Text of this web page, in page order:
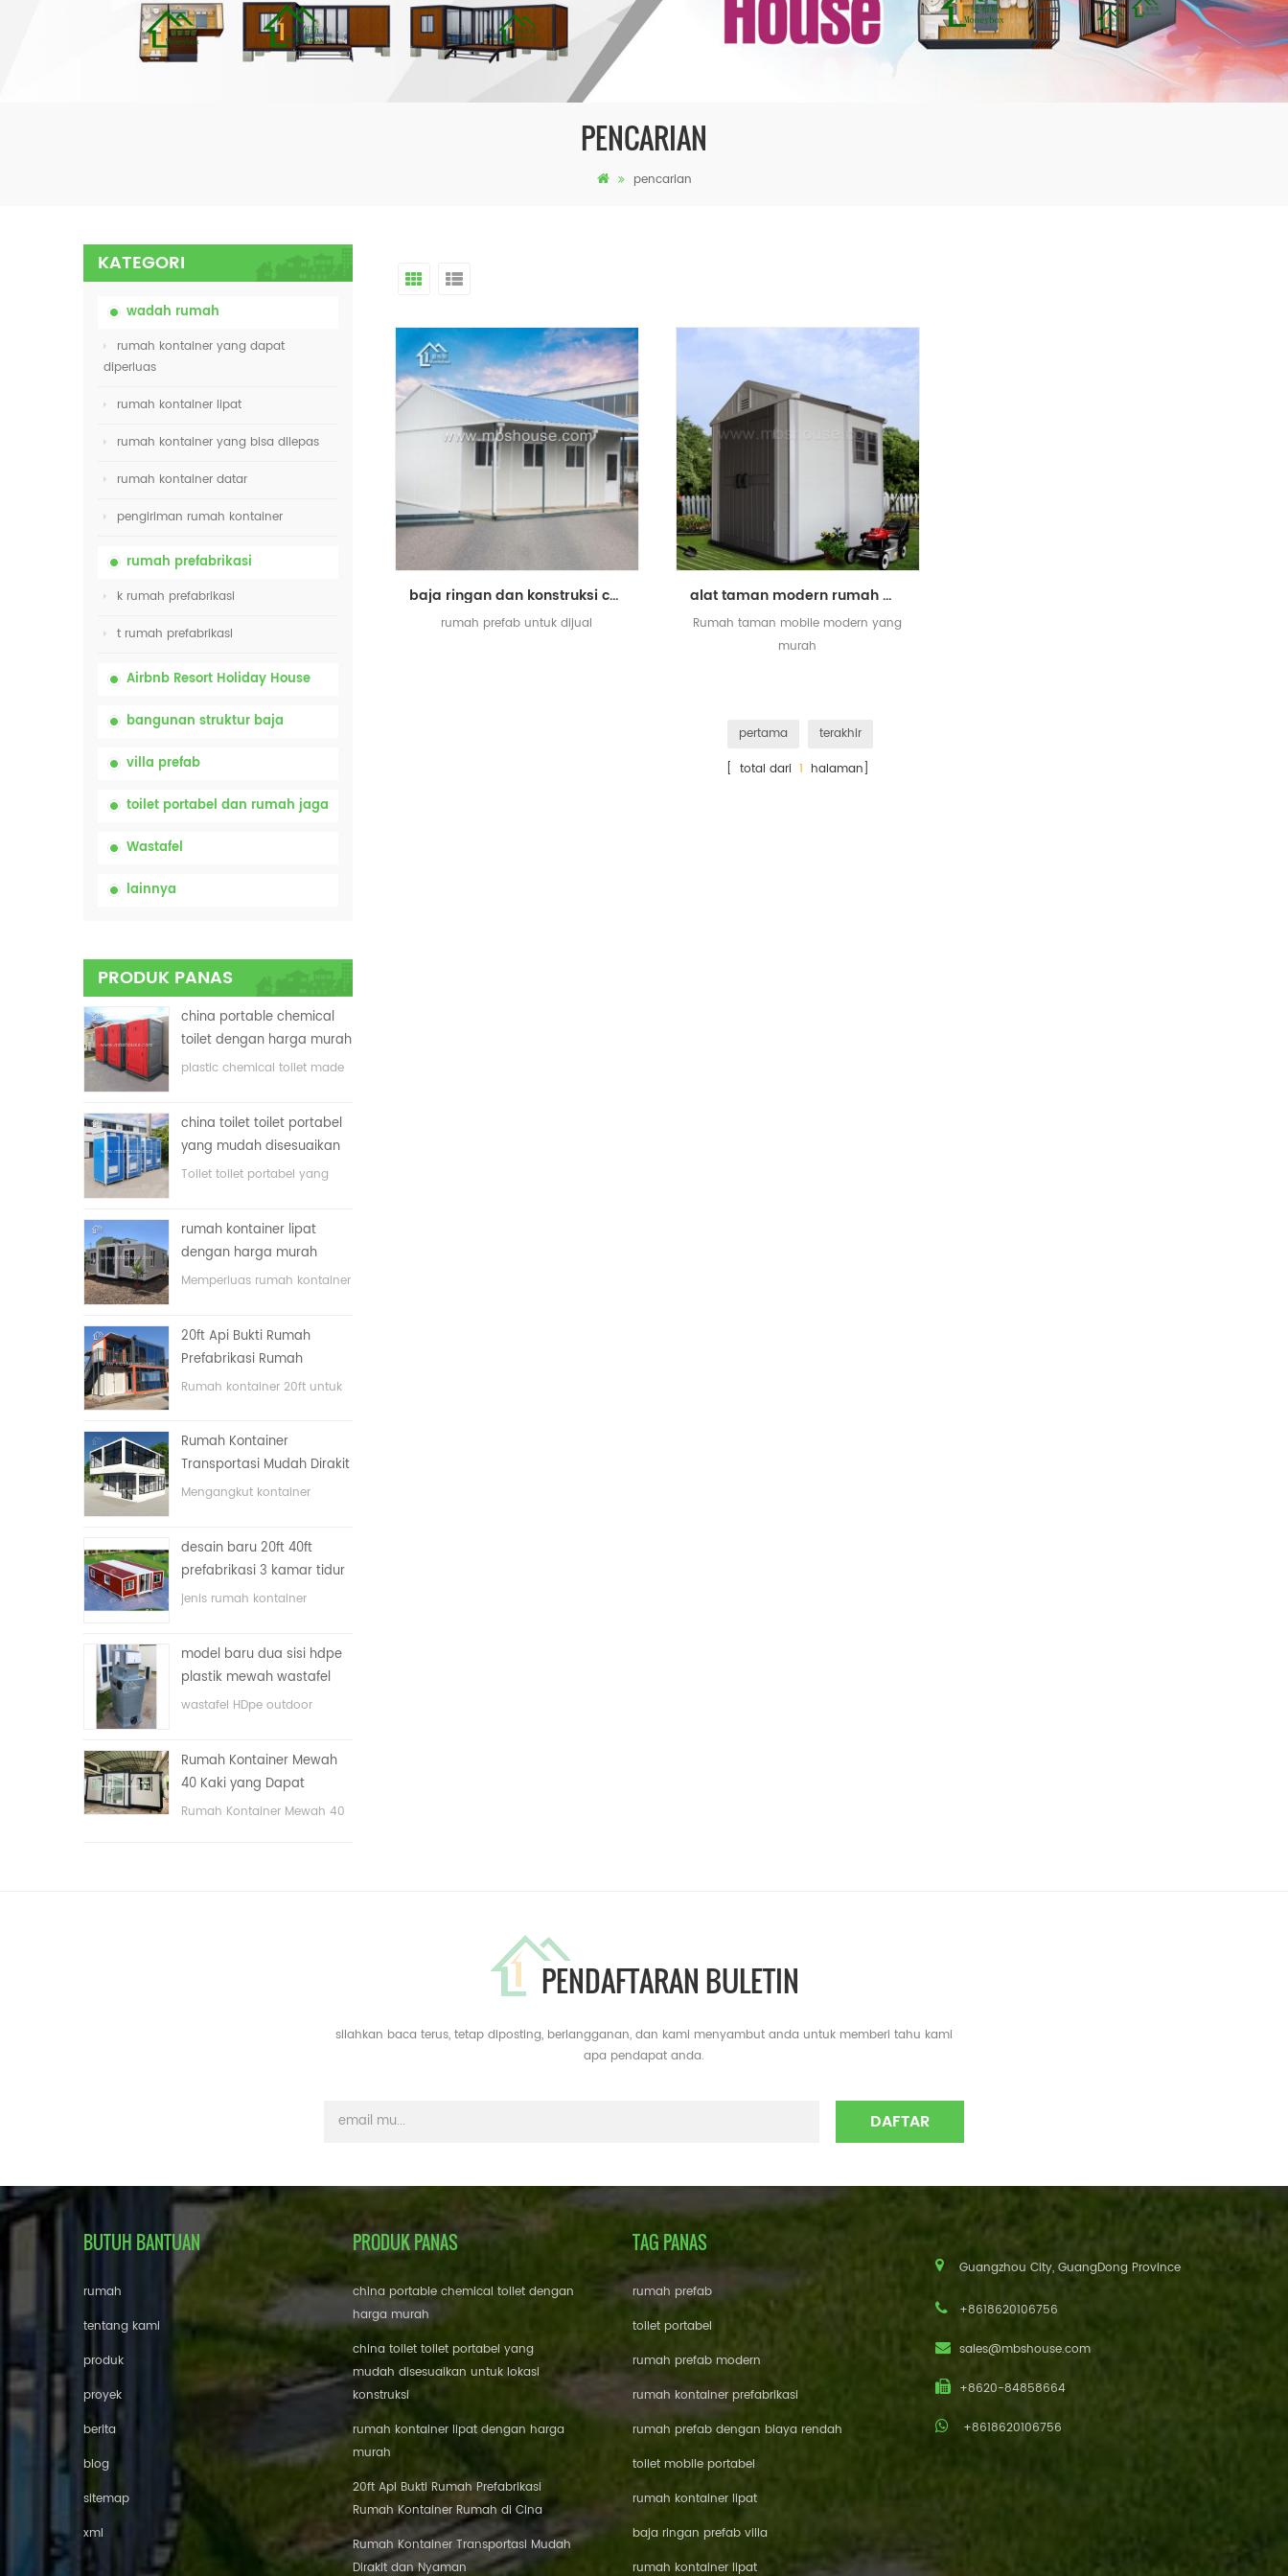
PENCARIAN
pencarian
KATEGORI
wadah rumah
rumah kontainer yang dapat
diperluas
rumah kontainer lipat
rumah kontainer yang bisa dilepas
rumah kontainer datar
pengiriman rumah kontainer
rumah prefabrikasi
k rumah prefabrikasi
t rumah prefabrikasi
Airbnb Resort Holiday House
bangunan struktur baja
villa prefab
toilet portabel dan rumah jaga
Wastafel
lainnya
PRODUK PANAS
china portable chemical
toilet dengan harga murah
plastic chemical toilet made
china toilet toilet portabel
yang mudah disesuaikan
untuk lokasi konstruksi
Toilet toilet portabel yang
rumah kontainer lipat
dengan harga murah
Memperluas rumah kontainer
20ft Api Bukti Rumah
Prefabrikasi Rumah
Kontainer Rumah di Cina
Rumah kontainer 20ft untuk
Rumah Kontainer
Transportasi Mudah Dirakit
dan Nyaman
Mengangkut kontainer
desain baru 20ft 40ft
prefabrikasi 3 kamar tidur
rumah kontainer kecil
jenis rumah kontainer
kamar tidur, satu kamar
mandi dan dengan sistem
listrik.
model baru dua sisi hdpe
plastik mewah wastafel
kamar mandi umum
wastafel HDpe outdoor
nbsp;
Rumah Kontainer Mewah
40 Kaki yang Dapat
Diperluas Dengan Tiga
Rumah Kontainer Mewah 40
baja ringan dan konstruksi cepat prefab t rumah untuk dijual
rumah prefab untuk dijual
alat taman modern rumah murah rumah harga murah
Rumah taman mobile modern yang
murah
pertama
terakhir
[ total dari 1 halaman]
PENDAFTARAN BULETIN
silahkan baca terus, tetap diposting, berlangganan, dan kami menyambut anda untuk memberi tahu kami
apa pendapat anda.
BUTUH BANTUAN
rumah
tentang kami
produk
proyek
berita
blog
sitemap
xml
PRODUK PANAS
china portable chemical toilet dengan
harga murah
china toilet toilet portabel yang
mudah disesuaikan untuk lokasi
konstruksi
rumah kontainer lipat dengan harga
murah
20ft Api Bukti Rumah Prefabrikasi
Rumah Kontainer Rumah di Cina
Rumah Kontainer Transportasi Mudah
Dirakit dan Nyaman
TAG PANAS
rumah prefab
toilet portabel
rumah prefab modern
rumah kontainer prefabrikasi
rumah prefab dengan biaya rendah
toilet mobile portabel
rumah kontainer lipat
baja ringan prefab villa
rumah kontainer lipat
Guangzhou City, GuangDong Province
+8618620106756
sales@mbshouse.com
+8620-84858664
+8618620106756
mbshou
se.com